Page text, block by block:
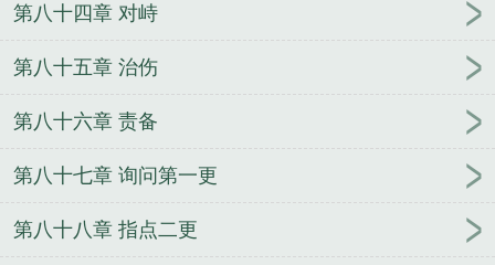
第八十四章 对峙
第八十五章 治伤
第八十六章 责备
第八十七章 询问第一更
第八十八章 指点二更